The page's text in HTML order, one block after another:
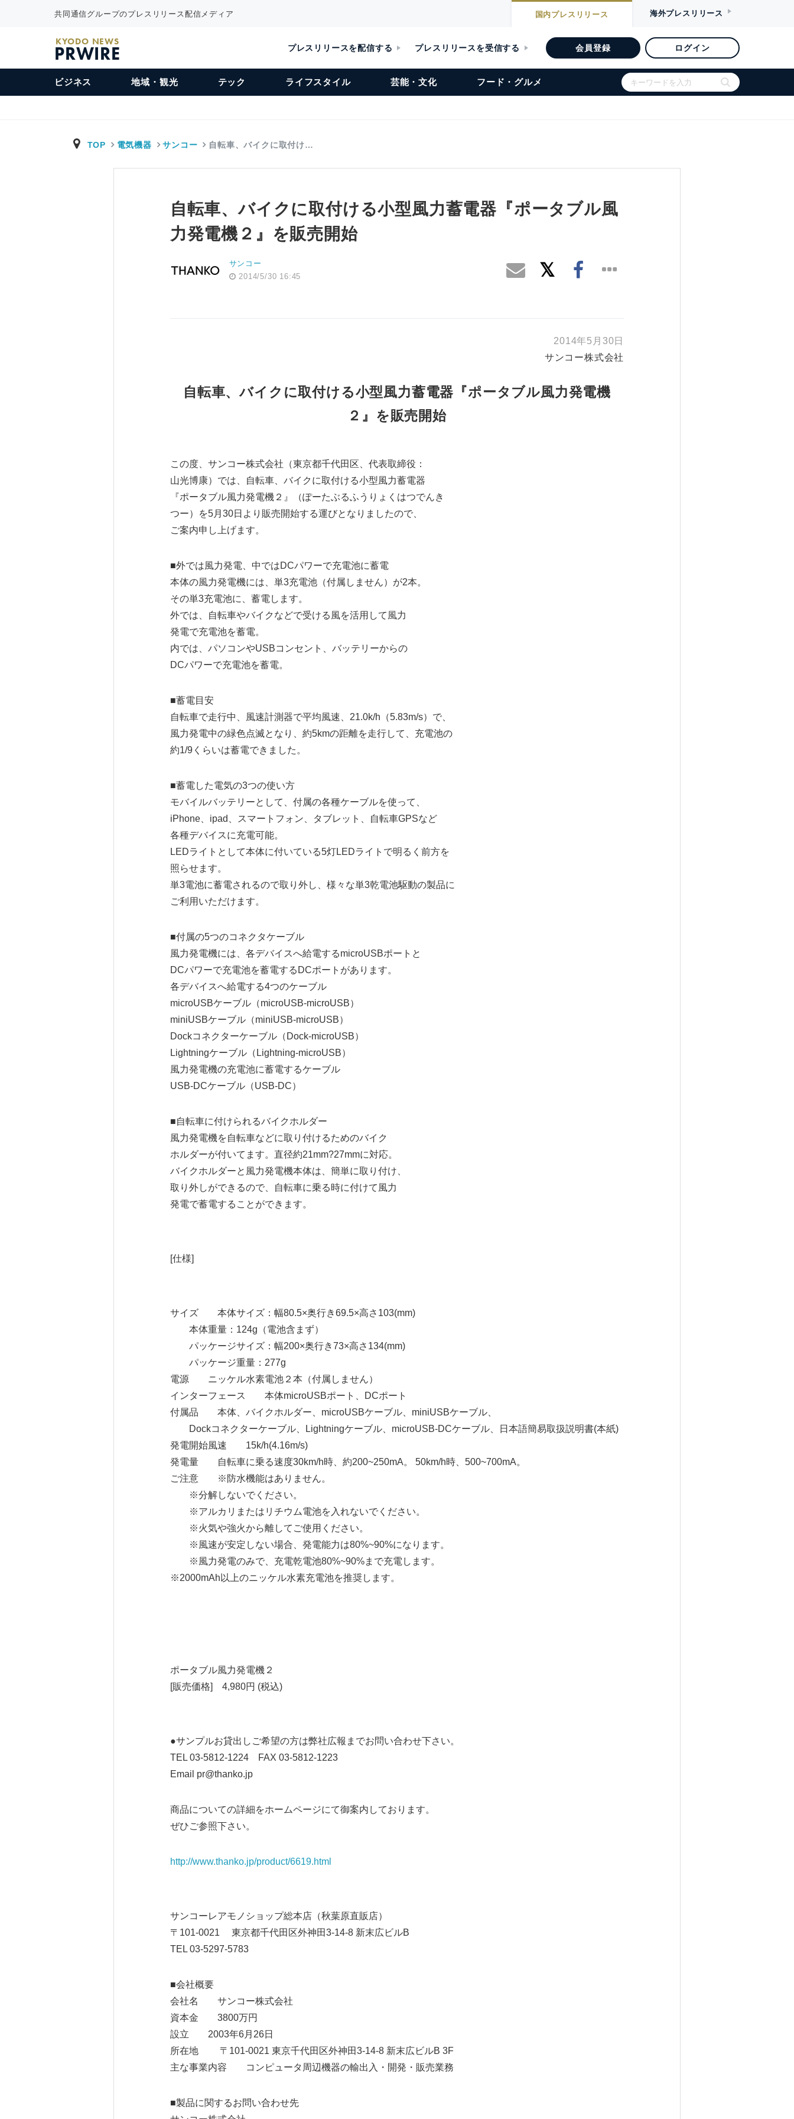
共同通信グループのプレスリリース配信メディア 国内プレスリリース 海外プレスリリース
KYODO NEWS
PRWIRE プレスリリースを配信する プレスリリースを受信する 会員登録 ログイン
ビジネス 地域・観光 テック ライフスタイル 芸能・文化 フード・グルメ
TOP 電気機器 サンコー 自転車、バイクに取付け…
自転車、バイクに取付ける小型風力蓄電器『ポータブル風
力発電機２』を販売開始
サンコー
2014/5/30 16:45
2014年5月30日
サンコー株式会社
自転車、バイクに取付ける小型風力蓄電器『ポータブル風力発電機
２』を販売開始
この度、サンコー株式会社（東京都千代田区、代表取締役：
山光博康）では、自転車、バイクに取付ける小型風力蓄電器
『ポータブル風力発電機２』（ぽーたぶるふうりょくはつでんき
つー）を5月30日より販売開始する運びとなりましたので、
ご案内申し上げます。
■外では風力発電、中ではDCパワーで充電池に蓄電
本体の風力発電機には、単3充電池（付属しません）が2本。
その単3充電池に、蓄電します。
外では、自転車やバイクなどで受ける風を活用して風力
発電で充電池を蓄電。
内では、パソコンやUSBコンセント、バッテリーからの
DCパワーで充電池を蓄電。
■蓄電目安
自転車で走行中、風速計測器で平均風速、21.0k/h（5.83m/s）で、
風力発電中の緑色点滅となり、約5kmの距離を走行して、充電池の
約1/9くらいは蓄電できました。
■蓄電した電気の3つの使い方
モバイルバッテリーとして、付属の各種ケーブルを使って、
iPhone、ipad、スマートフォン、タブレット、自転車GPSなど
各種デバイスに充電可能。
LEDライトとして本体に付いている5灯LEDライトで明るく前方を
照らせます。
単3電池に蓄電されるので取り外し、様々な単3乾電池駆動の製品に
ご利用いただけます。
■付属の5つのコネクタケーブル
風力発電機には、各デバイスへ給電するmicroUSBポートと
DCパワーで充電池を蓄電するDCポートがあります。
各デバイスへ給電する4つのケーブル
microUSBケーブル（microUSB-microUSB）
miniUSBケーブル（miniUSB-microUSB）
Dockコネクターケーブル（Dock-microUSB）
Lightningケーブル（Lightning-microUSB）
風力発電機の充電池に蓄電するケーブル
USB-DCケーブル（USB-DC）
■自転車に付けられるバイクホルダー
風力発電機を自転車などに取り付けるためのバイク
ホルダーが付いてます。直径約21mm?27mmに対応。
バイクホルダーと風力発電機本体は、簡単に取り付け、
取り外しができるので、自転車に乗る時に付けて風力
発電で蓄電することができます。
[仕様]
サイズ 本体サイズ：幅80.5×奥行き69.5×高さ103(mm)
本体重量：124g（電池含まず）
パッケージサイズ：幅200×奥行き73×高さ134(mm)
パッケージ重量：277g
電源 ニッケル水素電池２本（付属しません）
インターフェース 本体microUSBポート、DCポート
付属品 本体、バイクホルダー、microUSBケーブル、miniUSBケーブル、
Dockコネクターケーブル、Lightningケーブル、microUSB-DCケーブル、日本語簡易取扱説明書(本紙)
発電開始風速 15k/h(4.16m/s)
発電量 自転車に乗る速度30km/h時、約200~250mA。 50km/h時、500~700mA。
ご注意 ※防水機能はありません。
※分解しないでください。
※アルカリまたはリチウム電池を入れないでください。
※火気や強火から離してご使用ください。
※風速が安定しない場合、発電能力は80%~90%になります。
※風力発電のみで、充電乾電池80%~90%まで充電します。
※2000mAh以上のニッケル水素充電池を推奨します。
ポータブル風力発電機２
[販売価格] 4,980円 (税込)
●サンプルお貸出しご希望の方は弊社広報までお問い合わせ下さい。
TEL 03-5812-1224 FAX 03-5812-1223
Email pr@thanko.jp
商品についての詳細をホームページにて御案内しております。
ぜひご参照下さい。
http://www.thanko.jp/product/6619.html
サンコーレアモノショップ総本店（秋葉原直販店）
〒101-0021 東京都千代田区外神田3-14-8 新末広ビルB
TEL 03-5297-5783
■会社概要
会社名 サンコー株式会社
資本金 3800万円
設立 2003年6月26日
所在地 〒101-0021 東京千代田区外神田3-14-8 新末広ビルB 3F
主な事業内容 コンピュータ周辺機器の輸出入・開発・販売業務
■製品に関するお問い合わせ先
English